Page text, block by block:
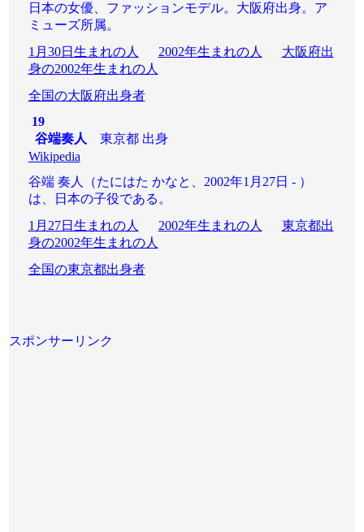
日本の女優、ファッションモデル。大阪府出身。ア
ミューズ所属。
1月30日生まれの人
2002年生まれの人
大阪府出
身の2002年生まれの人
全国の大阪府出身者
19
谷端奏人 東京都 出身
Wikipedia
谷端 奏人（たにはた かなと、2002年1月27日 - ）
は、日本の子役である。
1月27日生まれの人
2002年生まれの人
東京都出
身の2002年生まれの人
全国の東京都出身者
スポンサーリンク